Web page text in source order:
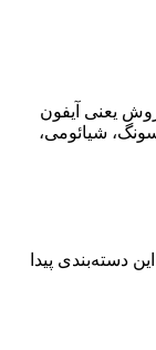
یعنی آیفون
شیائومی،
دسته‌بندی پیدا